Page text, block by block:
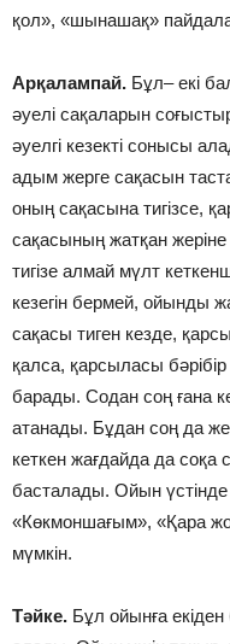
қол», «шынашақ»
Арқалампай. Бұл– екі
әуелі сақаларын
әуелгі кезекті сонысы
адым жерге сақасын
оның сақасына тигізсе,
сақасының жатқан
тигізе алмай мүлт
кезегін бермей, ойынды
сақасы тиген кезде,
қалса, қарсыласы бәрібір
барады. Содан соң ғана
атанады. Бұдан соң да
кеткен жағдайда да
басталады. Ойын
«Көкмоншағым», «Қара
мүмкін.
Тәйке. Бұл ойынға